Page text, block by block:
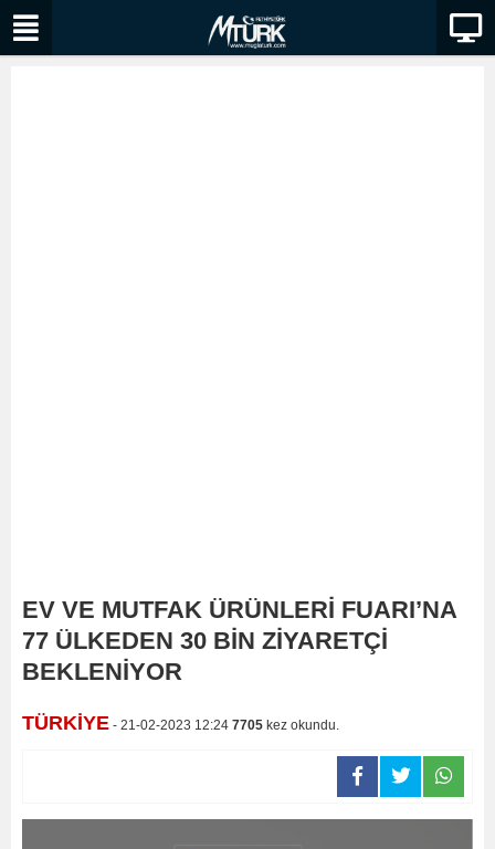
EV VE MUTFAK ÜRÜNLERİ FUARI’NA
77 ÜLKEDEN 30 BİN ZİYARETÇİ
BEKLENİYOR
TÜRKİYE - 21-02-2023 12:24 7705 kez okundu.